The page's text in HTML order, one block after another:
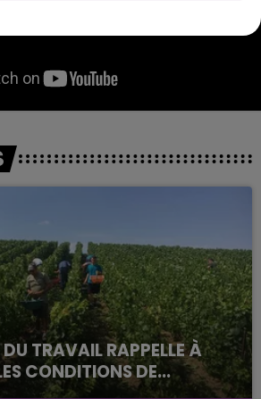
TRAVAIL RAPPELLE À
CONDITIONS DE...
de début des vendange 2026